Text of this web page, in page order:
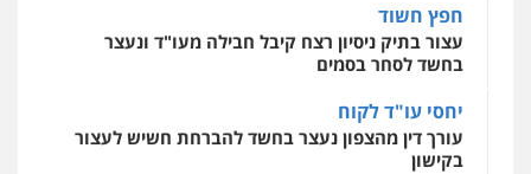
פלילי תעבורה
0523379525
עו"ד אריה פטר
0544385337
איתי חקירות – שירותים לעורכי דין
חקירות פרטיות
אישות
איתורים
עורך דין מהצפון נעצר בחשד להברחת חשיש לעצור
בקישון
בעיכוב כספים ופגיעה בכבוד המקצוע
חודש בלבד לאחר שהופיע בכנס לשכת עורכי הדין,
קצב הורשע